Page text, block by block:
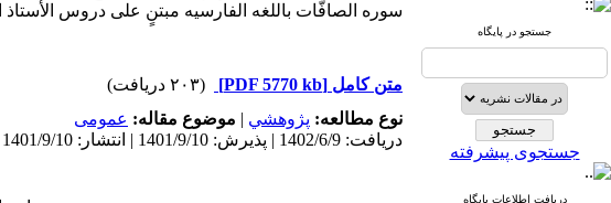
جستجو در پایگاه
جستجوی پیشرفته
دریافت اطلاعات پایگاه
سوره الصافّات باللغه الفارسیه مبتنٍ علی دروس الأستاذ
متن کامل [PDF 5770 kb]
(۲۰۳ دریافت)
نوع مطالعه: پژوهشي | موضوع مقاله: عمومى
دریافت: 1402/6/9 | پذیرش: 1401/9/10 | انتشار: 1401/9/10